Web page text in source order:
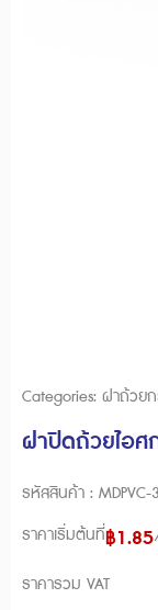
Categories: ฝาถ้วย
ฝาปิดถ้วยไอ
รหัสสินค้า :
ราคาเริ่มต้นที่฿1.85
ราคารวม VAT